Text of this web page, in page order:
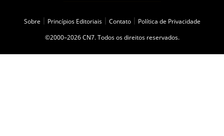
Sobre Princípios Editoriais Contato
Política de Privacidade
©2000–2026 CN7. Todos os direitos reservados.